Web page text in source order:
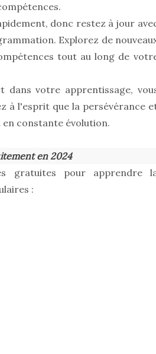
donc restez à jour
Explorez de
tout au long de
votre apprentissage,
à l'esprit que la persévérance
en constante évolution.
en 2024
gratuites pour apprendre
: